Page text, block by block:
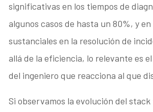
significativas en los tiempos de
algunos casos de hasta un 80%, y en
sustanciales en la resolución de
allá de la eficiencia, lo relevante es
del ingeniero que reacciona al que
Si observamos la evolución del